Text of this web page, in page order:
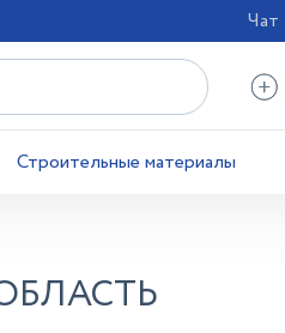
Чат
Строительные материалы